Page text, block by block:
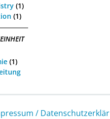
(1)
(1)
(1)
/